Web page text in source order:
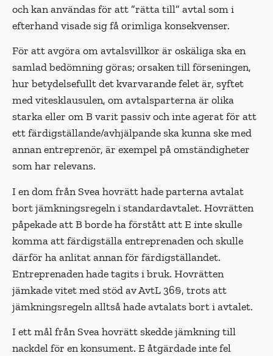
och kan användas för att ”rätta till” avtal som i
efterhand visade sig få orimliga konsekvenser.
För att avgöra om avtalsvillkor är oskäliga ska en
samlad bedömning göras; orsaken till förseningen,
hur betydelsefullt det kvarvarande felet är, syftet
med vitesklausulen, om avtalsparterna är olika
starka eller om B varit passiv och inte agerat för att
ett färdigställande/avhjälpande ska kunna ske med
annan entreprenör, är exempel på omständigheter
som har relevans.
I en dom från Svea hovrätt hade parterna avtalat
bort jämkningsregeln i standardavtalet. Hovrätten
påpekade att B borde ha förstått att E inte skulle
komma att färdigställa entreprenaden och skulle
därför ha anlitat annan för färdigställandet.
Entreprenaden hade tagits i bruk. Hovrätten
jämkade vitet med stöd av AvtL 36§, trots att
jämkningsregeln alltså hade avtalats bort i avtalet.
I ett mål från Svea hovrätt skedde jämkning till
nackdel för en konsument. E åtgärdade inte fel